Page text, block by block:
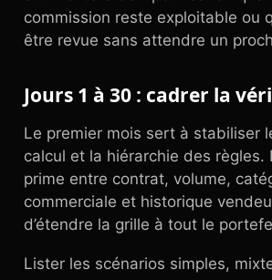
commission reste exploitable ou
être revue sans attendre un
Jours 1 à 30 : cadrer la
Le premier mois sert à stabiliser
calcul et la hiérarchie des règles.
prime entre contrat, volume,
commerciale et historique
d’étendre la grille à tout le
Lister les scénarios simples,